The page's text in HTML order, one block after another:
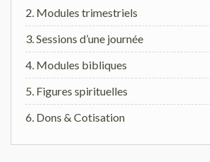
2. Modules trimestriels
3. Sessions d’une journée
4. Modules bibliques
5. Figures spirituelles
6. Dons & Cotisation